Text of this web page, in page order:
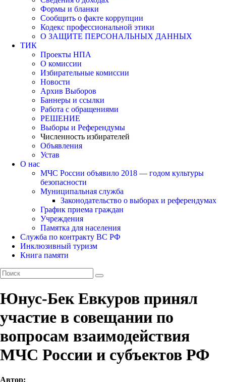
Формы и бланки
Сообщить о факте коррупции
Кодекс профессиональной этики
О ЗАЩИТЕ ПЕРСОНАЛЬНЫХ ДАННЫХ
ТИК
Проекты НПА
О комиссии
Избирательные комиссии
Новости
Архив Выборов
Баннеры и ссылки
Работа с обращениями
РЕШЕНИЕ
Выборы и Референдумы
Численность избирателей
Объявления
Устав
О нас
МЧС России объявило 2018 — годом культуры
безопасности
Муниципальная служба
Законодательство о выборах и референдумах
График приема граждан
Учреждения
Памятка для населения
Служба по контракту ВС РФ
Инклюзивный туризм
Книга памяти
Юнус-Бек Евкуров принял
участие в совещании по
вопросам взаимодействия
МЧС России и субъектов РФ
Автор: